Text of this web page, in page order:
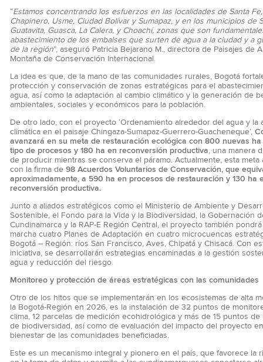
“Estamos concentrando los esfuerzos en las localidades de Santa Fe,
Chapinero, Usme, Ciudad Bolívar y Sumapaz, y en los municipios de
Guatavita, Guasca, La Calera, y Choachí, zonas que son
abastecimiento de los embalses que surten de agua a la ciudad y a
de la región”, aseguró Patricia Bejarano M., directora de Paisajes de
Montaña de Conservación Internacional.
La idea es que, de la mano de las comunidades rurales, Bogotá
protección y conservación de zonas estratégicas para el
agua, así como la adaptación al cambio climático y la generación de
ambientales, sociales y económicos para la población.
De otro lado, con el proyecto ‘Ordenamiento alrededor del agua y la
climática en el paisaje Chingaza-Sumapaz-Guerrero-Guacheneque’,
avanzará en su meta de restauración ecológica con 800 nuevas
tipo de procesos y 180 ha en reconversión productiva, una manera
de producir mientras se conserva el páramo. Actualmente, esta meta
con la firma de 98 Acuerdos Voluntarios de Conservación, que
aproximadamente, a 590 ha en procesos de restauración y 130 ha
reconversión productiva.
Junto a aliados estratégicos como el Ministerio de Ambiente y
Sostenible, el Fondo para la Vida y la Biodiversidad, la Gobernación
Cundinamarca y la RAP-E Región Central, el proyecto también
marcha cuatro Planes de Adaptación en cuatro microcuencas
Bogotá – Región: ríos San Francisco, Aves, Chipatá y Chisacá. Con
iniciativa, se desarrollarán estrategias encaminadas a la gestión
agua y reducción del riesgo.
Monitoreo y protección de áreas estratégicas con las comunidades
Otro de los hitos que se implementarán en los ecosistemas de alta
la Bogotá-Región en 2026, es la instalación de 32 puntos de
clima, 12 parcelas de medición ecohidrológica y más de 15 puntos
de biodiversidad, así como de evaluación del impacto del proyecto
bienestar de las comunidades beneficiadas.
Este es un mecanismo integral y pionero en el país, que favorece la